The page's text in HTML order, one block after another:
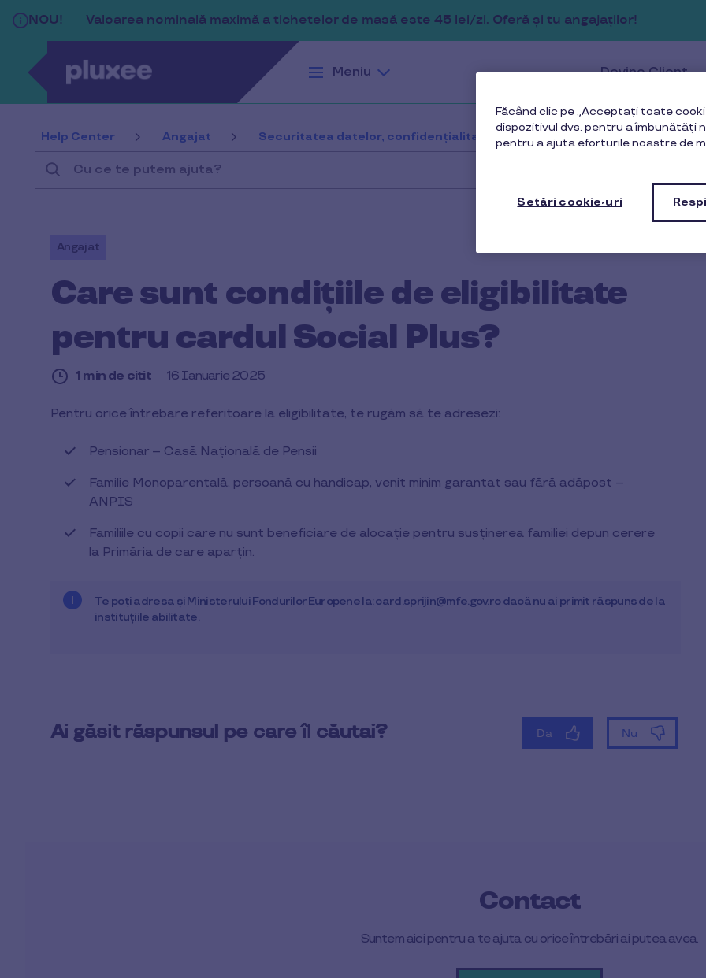
Sari la conținutul principal
Meniu Devino Client
Help Center Angajat Securitatea datelor, confidențialitate și legislație Care sunt
putem
ajuta?
Angajat
Care sunt condițiile de eligibilitate
pentru cardul Social Plus?
1 min de citit 16 Ianuarie 2025
1
citit
Pentru orice întrebare referitoare la eligibilitate, te rugăm să te adresezi:
Pensionar – Casă Națională de Pensii
Familie Monoparentală, persoană cu handicap, venit minim garantat sau fără adăpost –
ANPIS
Familiile cu copii care nu sunt beneficiare de alocație pentru susținerea familiei depun cerere
la Primăria de care aparțin.
Te poți adresa și Ministerului Fondurilor Europene la: card.sprijin@mfe.gov.ro dacă nu ai primit răspuns de la
instituțiile abilitate.
Contact
Suntem aici pentru a te ajuta cu orice întrebări ai putea avea.
NOU! Valoarea nominală maximă a tichetelor de masă este 45 lei/zi. Oferă și tu angajaților!
Făcând clic pe „Acceptați toate
dispozitivul dvs. pentru a îmbunătăți
pentru a ajuta eforturile noastre de
Setări cookie-uri